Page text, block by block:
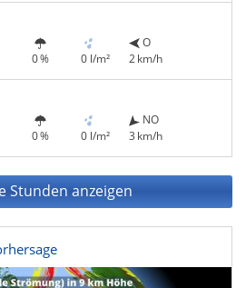
0 % 0 l/m²
O
2 km/h
0 % 0 l/m²
NO
3 km/h
Stunden anzeigen